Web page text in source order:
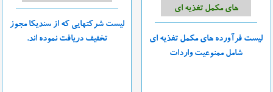
های مکمل تغذیه ای
لیست فرآورده های مکمل تغذیه ای
شامل ممنوعیت واردات
لیست شرکتهایی که از سندیکا مجوز
تخفیف دریافت نموده اند.